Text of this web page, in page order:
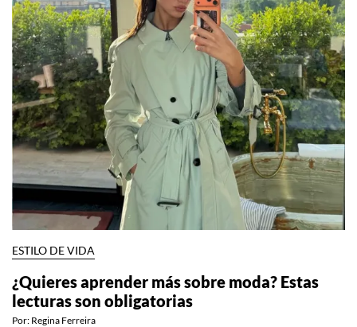
ESTILO DE VIDA
¿Quieres aprender más sobre moda? Estas
lecturas son obligatorias
Por: Regina Ferreira